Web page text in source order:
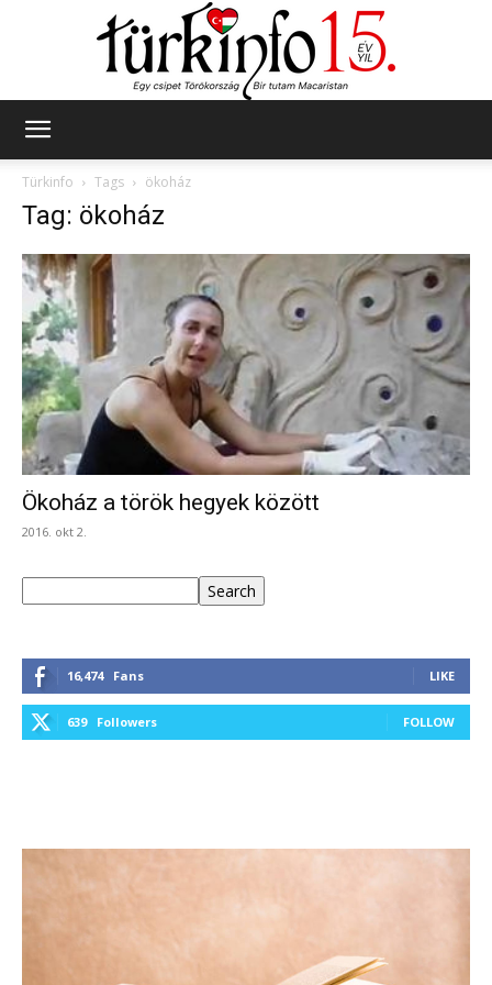
Türkinfo
Tags ökoház
Tag: ökoház
Ökoház a török hegyek között
2016. okt 2.
Search
16,474 Fans LIKE
639 Followers FOLLOW